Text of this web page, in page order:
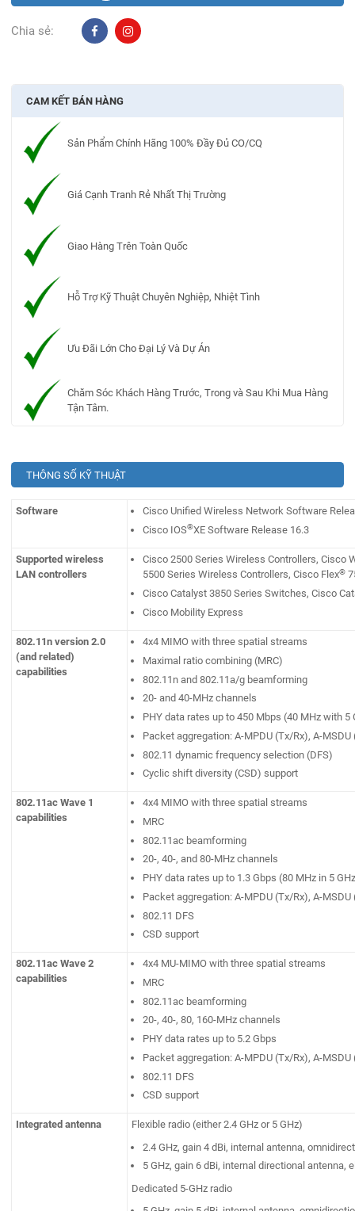
Chia sẻ:
CAM KẾT BÁN HÀNG
Sản Phẩm Chính Hãng 100% Đầy Đủ CO/CQ
Giá Cạnh Tranh Rẻ Nhất Thị Trường
Giao Hàng Trên Toàn Quốc
Hỗ Trợ Kỹ Thuật Chuyên Nghiệp, Nhiệt Tình
Ưu Đãi Lớn Cho Đại Lý Và Dự Án
Chăm Sóc Khách Hàng Trước, Trong và Sau Khi Mua Hàng
Tận Tâm.
THÔNG SỐ KỸ THUẬT
Software
Cisco Unified Wireless Network Software
Cisco IOS®XE Software Release 16.3
Supported wireless
LAN controllers
Cisco 2500 Series Wireless Controllers, Cisco
5500 Series Wireless Controllers, Cisco Flex®
Cisco Catalyst 3850 Series Switches, Cisco
Cisco Mobility Express
802.11n version 2.0
(and related)
capabilities
4x4 MIMO with three spatial streams
Maximal ratio combining (MRC)
802.11n and 802.11a/g beamforming
20- and 40-MHz channels
PHY data rates up to 450 Mbps (40 MHz with 5
Packet aggregation: A-MPDU (Tx/Rx), A-MSDU
802.11 dynamic frequency selection (DFS)
Cyclic shift diversity (CSD) support
802.11ac Wave 1
capabilities
4x4 MIMO with three spatial streams
MRC
802.11ac beamforming
20-, 40-, and 80-MHz channels
PHY data rates up to 1.3 Gbps (80 MHz in 5
Packet aggregation: A-MPDU (Tx/Rx), A-MSDU
802.11 DFS
CSD support
802.11ac Wave 2
capabilities
4x4 MU-MIMO with three spatial streams
MRC
802.11ac beamforming
20-, 40-, 80, 160-MHz channels
PHY data rates up to 5.2 Gbps
Packet aggregation: A-MPDU (Tx/Rx), A-MSDU
802.11 DFS
CSD support
Integrated antenna
Flexible radio (either 2.4 GHz or 5 GHz)
2.4 GHz, gain 4 dBi, internal antenna,
5 GHz, gain 6 dBi, internal directional antenna,
Dedicated 5-GHz radio